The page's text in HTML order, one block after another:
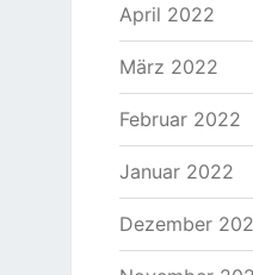
April 2022
März 2022
Februar 2022
Januar 2022
Dezember